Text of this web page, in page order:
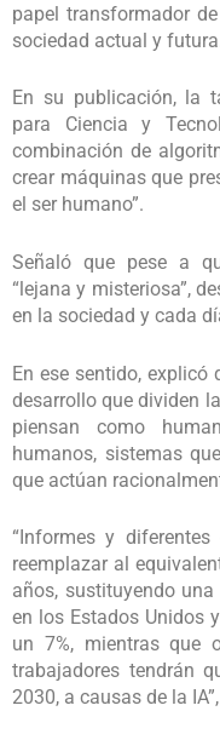
papel transformador
sociedad actual y
En su publicación, la
para Ciencia y
combinación de
crear máquinas que
el ser humano”.
Señaló que pese a
“lejana y misteriosa”,
en la sociedad y cada
En ese sentido, explicó
desarrollo que dividen
piensan como
humanos, sistemas
que actúan
“Informes y
reemplazar al
años, sustituyendo
en los Estados Unidos
un 7%, mientras que
trabajadores tendrán
2030, a causas de la